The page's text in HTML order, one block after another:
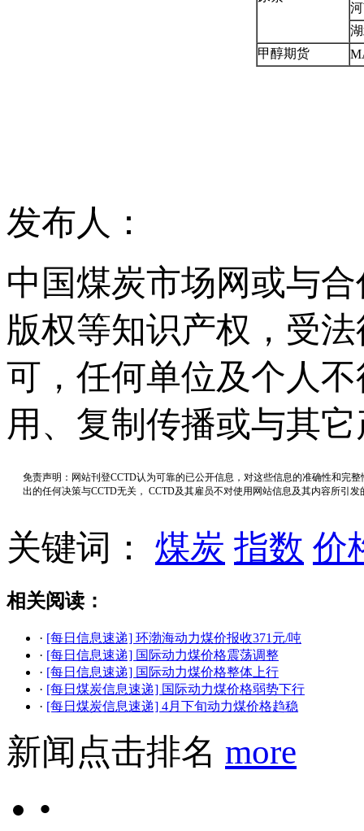
甲醇期货
发布人：
中国煤炭市场网或与
版权等知识产权，受
可，任何单位及个人
用、复制传播或与其
免责声明：网站刊登CCTD认为可靠的已公开信息，对这些信息的准确性和完
出的任何决策与CCTD无关， CCTD及其雇员不对使用网站信息及其内容所引
关键词： 煤炭 指数 价
相关阅读：
· [每日信息速递] 环渤海动力煤价报收371元/吨
· [每日信息速递] 国际动力煤价格震荡调整
· [每日信息速递] 国际动力煤价格整体上行
· [每日煤炭信息速递] 国际动力煤价格弱势下行
· [每日煤炭信息速递] 4月下旬动力煤价格趋稳
新闻点击排名 more
•